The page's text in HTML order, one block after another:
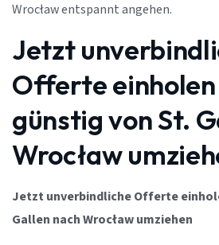
Wrocław entspannt angehen.
Jetzt
Offerte einholen
günstig von St.
Wrocław
Jetzt unverbindliche Offerte
Gallen nach Wrocław umziehen